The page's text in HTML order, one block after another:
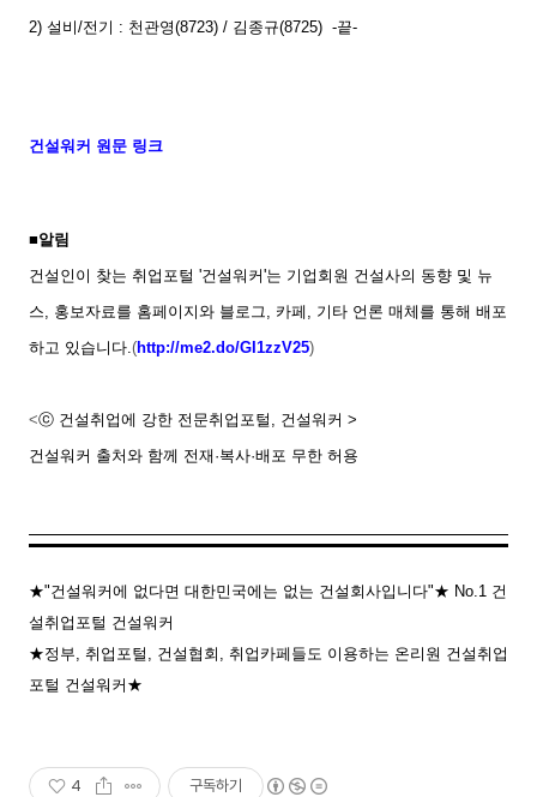
2) 설비/전기 : 천관영(8723) / 김종규(8725) -끝-
건설워커 원문 링크
■알림
건설인이 찾는 취업포털 '건설워커'는 기업회원 건설사의 동향 및 뉴
스, 홍보자료를 홈페이지와 블로그, 카페, 기타 언론 매체를 통해 배포
하고 있습니다.(http://me2.do/GI1zzV25)
<ⓒ 건설취업에 강한 전문취업포털, 건설워커 >
건설워커 출처와 함께 전재·복사·배포 무한 허용
★"건설워커에 없다면 대한민국에는 없는 건설회사입니다"★ No.1 건
설취업포털 건설워커
★정부, 취업포털, 건설협회, 취업카페들도 이용하는 온리원 건설취업
포털 건설워커★
4 구독하기